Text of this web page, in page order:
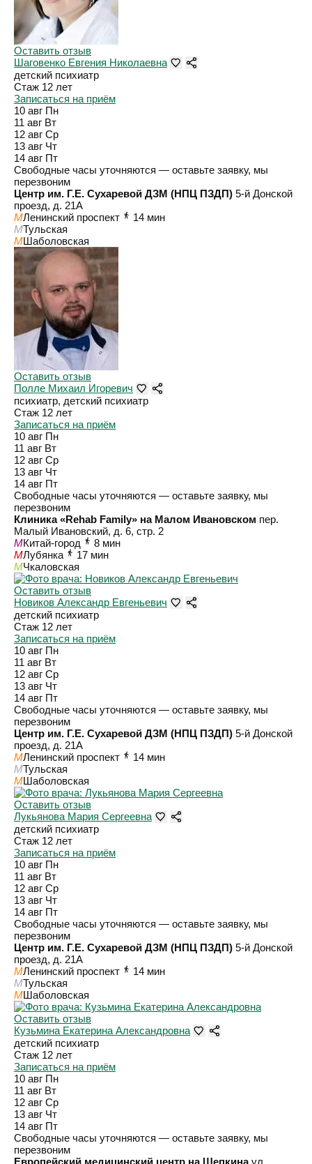
Оставить отзыв
Шаговенко Евгения Николаевна
детский психиатр
Стаж 12 лет
Записаться на приём
10 авг Пн
11 авг Вт
12 авг Ср
13 авг Чт
14 авг Пт
Свободные часы уточняются — оставьте заявку, мы
перезвоним
Центр им. Г.Е. Сухаревой ДЗМ (НПЦ ПЗДП) 5-й Донской
проезд, д. 21А
MЛенинский проспект
14 мин
MТульская
MШаболовская
Оставить отзыв
Полле Михаил Игоревич
психиатр, детский психиатр
Стаж 12 лет
Записаться на приём
10 авг Пн
11 авг Вт
12 авг Ср
13 авг Чт
14 авг Пт
Свободные часы уточняются — оставьте заявку, мы
перезвоним
Клиника «Rehab Family» на Малом Ивановском пер.
Малый Ивановский, д. 6, стр. 2
MКитай-город
8 мин
MЛубянка
17 мин
MЧкаловская
Оставить отзыв
Новиков Александр Евгеньевич
детский психиатр
Стаж 12 лет
Записаться на приём
10 авг Пн
11 авг Вт
12 авг Ср
13 авг Чт
14 авг Пт
Свободные часы уточняются — оставьте заявку, мы
перезвоним
Центр им. Г.Е. Сухаревой ДЗМ (НПЦ ПЗДП) 5-й Донской
проезд, д. 21А
MЛенинский проспект
14 мин
MТульская
MШаболовская
Оставить отзыв
Лукьянова Мария Сергеевна
детский психиатр
Стаж 12 лет
Записаться на приём
10 авг Пн
11 авг Вт
12 авг Ср
13 авг Чт
14 авг Пт
Свободные часы уточняются — оставьте заявку, мы
перезвоним
Центр им. Г.Е. Сухаревой ДЗМ (НПЦ ПЗДП) 5-й Донской
проезд, д. 21А
MЛенинский проспект
14 мин
MТульская
MШаболовская
Оставить отзыв
Кузьмина Екатерина Александровна
детский психиатр
Стаж 12 лет
Записаться на приём
10 авг Пн
11 авг Вт
12 авг Ср
13 авг Чт
14 авг Пт
Свободные часы уточняются — оставьте заявку, мы
перезвоним
Европейский медицинский центр на Щепкина ул.